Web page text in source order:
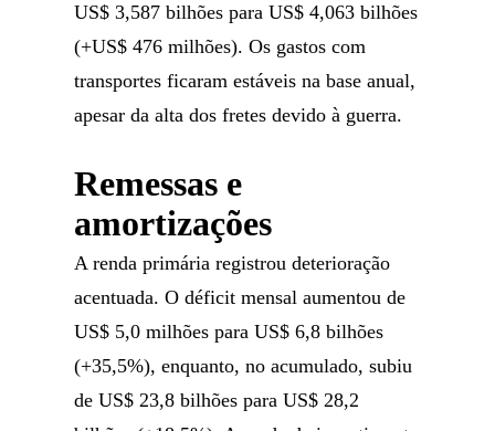
US$ 3,587 bilhões para US$ 4,063 bilhões
(+US$ 476 milhões). Os gastos com
transportes ficaram estáveis na base anual,
apesar da alta dos fretes devido à guerra.
Remessas e
amortizações
A renda primária registrou deterioração
acentuada. O déficit mensal aumentou de
US$ 5,0 milhões para US$ 6,8 bilhões
(+35,5%), enquanto, no acumulado, subiu
de US$ 23,8 bilhões para US$ 28,2